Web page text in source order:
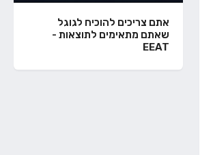
אתם צריכים להוכיח לגוגל
שאתם מתאימים לתוצאות -
EEAT